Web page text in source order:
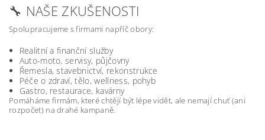
🔧 NAŠE ZKUŠENOSTI
Spolupracujeme s firmami napříč obory:
Realitní a finanční služby
Auto-moto, servisy, půjčovny
Řemesla, stavebnictví, rekonstrukce
Péče o zdraví, tělo, wellness, pohyb
Gastro, restaurace, kavárny
Pomáháme firmám, které chtějí být lépe vidět, ale nemají chuť (ani
rozpočet) na drahé kampaně.